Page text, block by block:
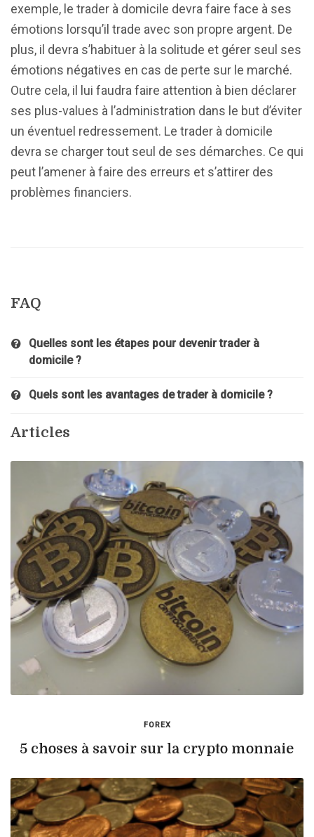
exemple, le trader à domicile devra faire face à ses
émotions lorsqu’il trade avec son propre argent. De
plus, il devra s’habituer à la solitude et gérer seul ses
émotions négatives en cas de perte sur le marché.
Outre cela, il lui faudra faire attention à bien déclarer
ses plus-values à l’administration dans le but d’éviter
un éventuel redressement. Le trader à domicile
devra se charger tout seul de ses démarches. Ce qui
peut l’amener à faire des erreurs et s’attirer des
problèmes financiers.
FAQ
Quelles sont les étapes pour devenir trader à
domicile ?
Quels sont les avantages de trader à domicile ?
Articles
FOREX
5 choses à savoir sur la crypto monnaie